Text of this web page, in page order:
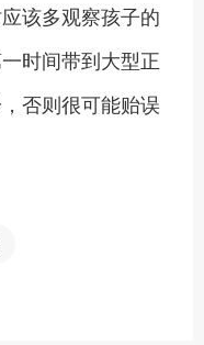
该多观察孩子的
时间带到大型正
否则很可能贻误